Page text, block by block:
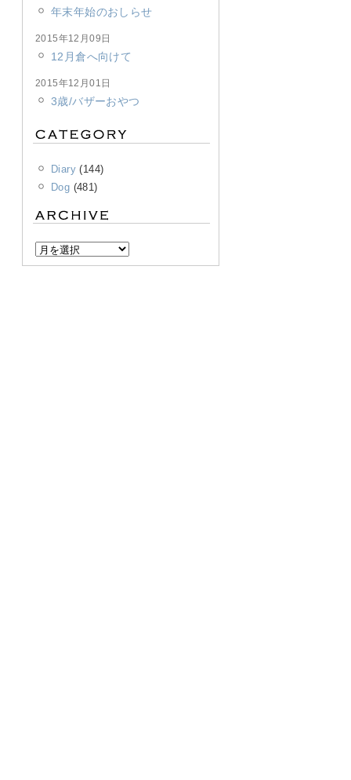
年末年始のおしらせ
2015年12月09日
12月倉へ向けて
2015年12月01日
3歳/バザーおやつ
Diary(144)
Dog (481)